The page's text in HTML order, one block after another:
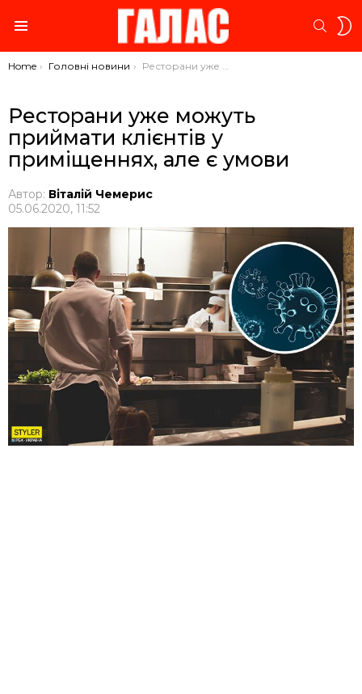
You are here:
Home Головні новини Ресторани уже можуть приймати клієнтів у приміщеннях, але є умови
Ресторани уже можуть
приймати клієнтів у
приміщеннях, але є умови
Автор: Віталій Чемерис
05.06.2020, 11:52